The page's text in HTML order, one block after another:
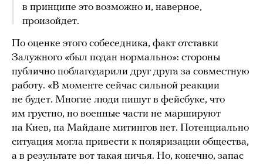
в принципе это возможно и, наверное,
произойдет.
По оценке этого собеседника, факт отставки
Залужного «был подан нормально»: стороны
публично поблагодарили друг друга за совместную
работу. «В моменте сейчас сильной реакции
не будет. Многие люди пишут в фейсбуке, что
им грустно, но военные части не маршируют
на Киев, на Майдане митингов нет. Потенциально
ситуация могла привести к поляризации общества,
а в результате вот такая ничья. Но, конечно, запас